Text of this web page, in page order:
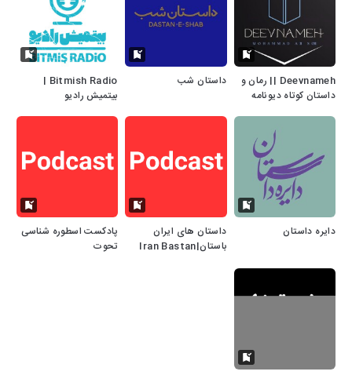
Deevnameh || رمان و
داستان کوتاه دیونامه
داستان شب
Bitmish Radio |
بیتمیش رادیو
دایره داستان
داستان های ایران
باستان|Iran Bastan
پادکست اسطوره شناسی
تحوت